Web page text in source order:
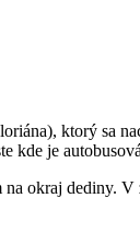
ktorý sa
kde je
okraj dediny.